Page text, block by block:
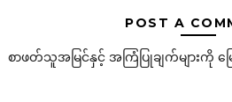
POST A
စာဖတ်သူအမြင်နှင့် အကြံပြုချက်များကို